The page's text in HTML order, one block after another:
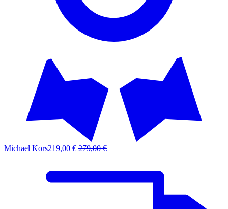
Michael Kors219,00 € 279,00 €